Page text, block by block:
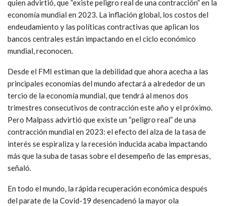
quien advirtió, que “existe peligro real de una contracción” en la
economía mundial en 2023. La inflación global, los costos del
endeudamiento y las políticas contractivas que aplican los
bancos centrales están impactando en el ciclo económico
mundial, reconocen.
Desde el FMI estiman que la debilidad que ahora acecha a las
principales economías del mundo afectará a alrededor de un
tercio de la economía mundial, que tendrá al menos dos
trimestres consecutivos de contracción este año y el próximo.
Pero Malpass advirtió que existe un “peligro real” de una
contracción mundial en 2023: el efecto del alza de la tasa de
interés se espiraliza y la recesión inducida acaba impactando
más que la suba de tasas sobre el desempeño de las empresas,
señaló.
En todo el mundo, la rápida recuperación económica después
del parate de la Covid-19 desencadenó la mayor ola